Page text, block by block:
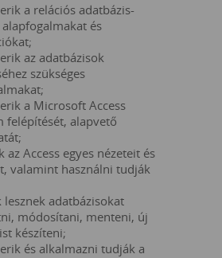
a relációs adatbázis-
alapfogalmakat és
az adatbázisok
szükséges
a Microsoft Access
felépítését, alapvető
az Access egyes nézeteit és
valamint használni tudják
lesznek adatbázisokat
módosítani, menteni, új
készíteni;
és alkalmazni tudják a